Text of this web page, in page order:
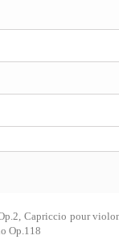
Capriccio pour
Op.118